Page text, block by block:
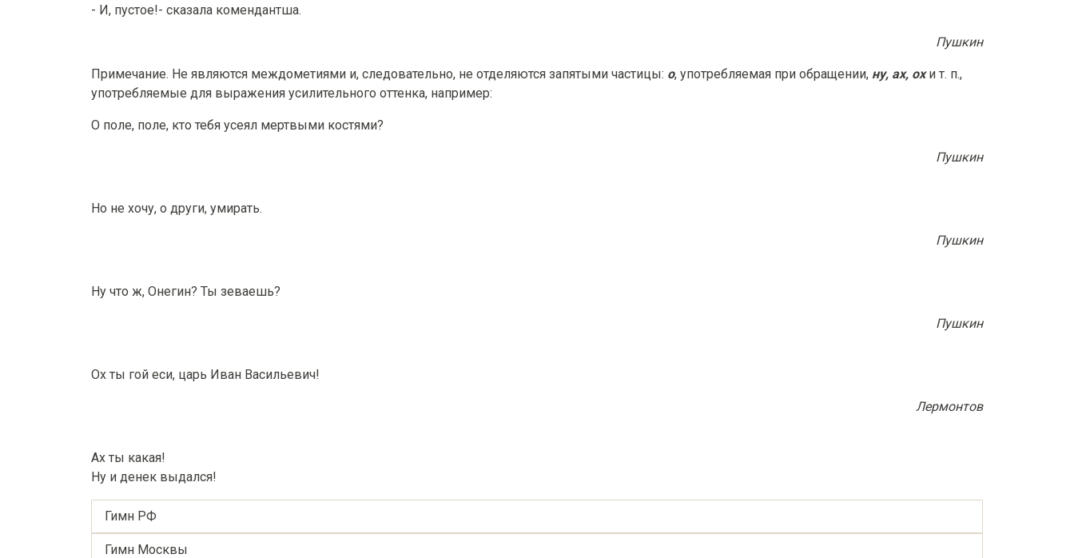
- И, пустое!- сказала комендантша.
Пушкин
Примечание. Не являются междометиями и, cледовательно, не отделяются запятыми частицы: о, употребляемая при oбращении, ну, ах, охи т. п.,
употребляемые для выражения усилительного оттенка, например:
О поле, поле, кто тебя усеял мертвыми костями?
Пушкин
Но не хочу, о други, умирать.
Пушкин
Ну что ж, Онегин? Ты зеваешь?
Пушкин
Ох ты гой еси, царь Иван Васильевич!
Лермонтов
Ах ты какая!
Ну и денек выдался!
Гимн РФ
Гимн Москвы